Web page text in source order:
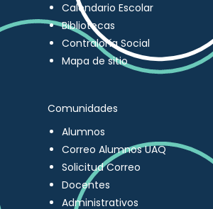
Calendario Escolar
Bibliotecas
Contraloría Social
Mapa de sitio
Comunidades
Alumnos
Correo Alumnos UAQ
Solicitud Correo
Docentes
Administrativos